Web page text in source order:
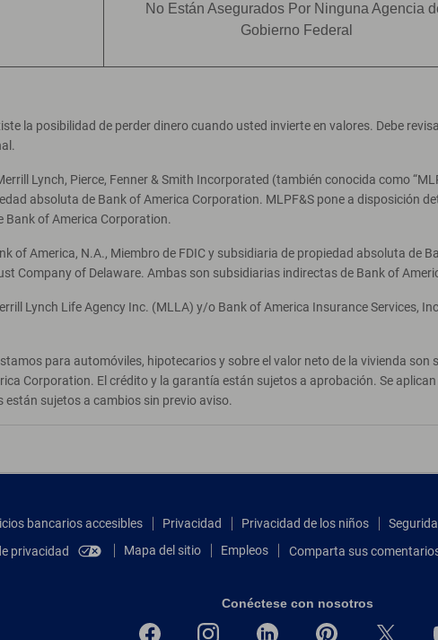
No Están Asegurados Por Ninguna Agencia
Gobierno Federal
la posibilidad de perder dinero cuando usted invierte en valores. Debe
Lynch, Pierce, Fenner & Smith Incorporated (también conocida como
absoluta de Bank of America Corporation. MLPF&S pone a disposición
of America Corporation.
of America, N.A., Miembro de FDIC y subsidiaria de propiedad absoluta de
Company of Delaware. Ambas son subsidiarias indirectas de Bank of
Lynch Life Agency Inc. (MLLA) y/o Bank of America Insurance Services,
para automóviles, hipotecarios y sobre el valor neto de la vivienda
Corporation. El crédito y la garantía están sujetos a aprobación. Se
sujetos a cambios sin previo aviso.
bancarios accesibles Privacidad Privacidad de los niños
privacidad
Mapa del sitio Empleos Comparta sus
Conéctese con nosotros